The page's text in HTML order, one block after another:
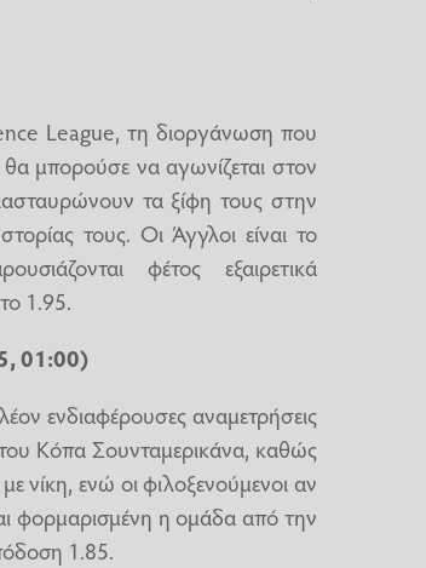
League, τη διοργάνωση που
μπορούσε να αγωνίζεται στον
τα ξίφη τους στην
τους. Οι Άγγλοι είναι το
φέτος εξαιρετικά
1.95.
01:00)
ενδιαφέρουσες αναμετρήσεις
Κόπα Σουνταμερικάνα, καθώς
νίκη, ενώ οι φιλοξενούμενοι αν
φορμαρισμένη η ομάδα από την
1.85.